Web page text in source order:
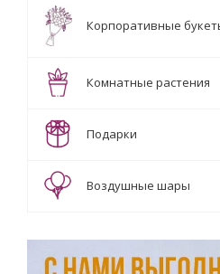
Корпоративные
Комнатные растения
Подарки
Воздушные шары